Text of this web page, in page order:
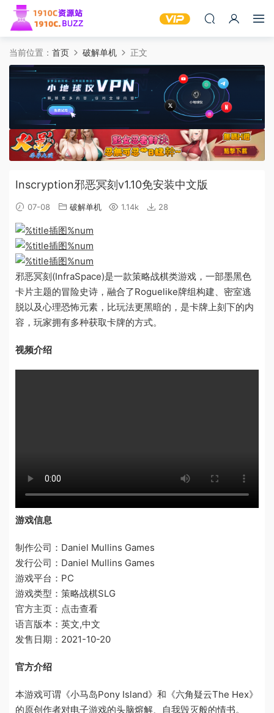
当前位置： 首页 破解单机 正文
Inscryption邪恶冥刻v1.10免安装中文版
07-08 破解单机 1.14k 28
邪恶冥刻(InfraSpace)是一款策略战棋类游戏，一部墨黑色
卡片主题的冒险史诗，融合了Roguelike牌组构建、密室逃
脱以及心理恐怖元素，比玩法更黑暗的，是卡牌上刻下的内
容，玩家拥有多种获取卡牌的方式。
视频介绍
游戏信息
制作公司：Daniel Mullins Games
发行公司：Daniel Mullins Games
游戏平台：PC
游戏类型：策略战棋SLG
官方主页：点击查看
语言版本：英文,中文
发售日期：2021-10-20
官方介绍
本游戏可谓《小马岛Pony Island》和《六角疑云The Hex》
的原创作者对电子游戏的头脑熔解、自我毁灭般的情书。